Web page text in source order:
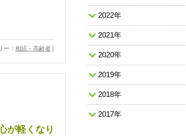
ー： 相続・高齢者|
が軽くなり
2022年
2021年
2020年
2019年
2018年
2017年